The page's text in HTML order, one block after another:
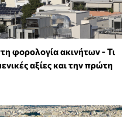
φορολογία ακινήτων - Τι
αξίες και την πρώτη